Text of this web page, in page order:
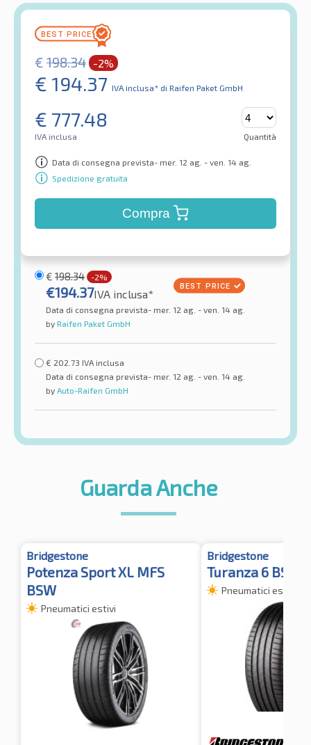
€ 198.34 -2%
€ 194.37 IVA inclusa* di Raifen Paket GmbH
€ 777.48
IVA inclusa Quantità
Data di consegna prevista- mer. 12 ag. - ven. 14 ag.
Spedizione gratuita
Compra
€ 198.34 -2%
€194.37IVA inclusa*
Data di consegna prevista- mer. 12 ag. - ven. 14 ag.
by Raifen Paket GmbH
€ 202.73 IVA inclusa
Data di consegna prevista- mer. 12 ag. - ven. 14 ag.
by Auto-Raifen GmbH
Guarda Anche
Bridgestone
Potenza Sport XL MFS
BSW
Pneumatici estivi
Bridgestone
Turanza 6 BSW
Pneumatici estivi